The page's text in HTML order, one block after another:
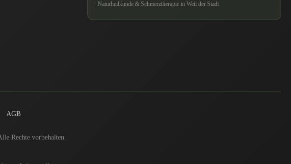
Naturheilkunde & Schmerztherapie in Weil der Stadt
AGB
Rechte vorbehalten